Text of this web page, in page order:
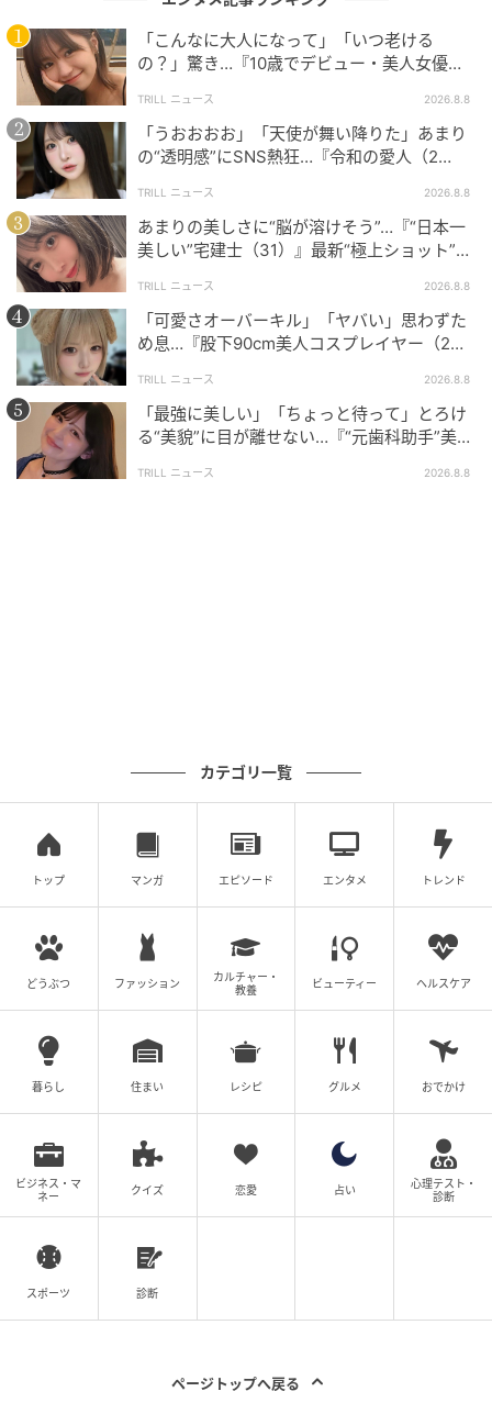
MINAMO(@minamo_j)がシェアした投稿
MINAMO（ @minamo_j ）
2021年にデビュー。モデルやバラエティ番組など、ジ
#1 子どもの実名と顔を晒すママ、大丈夫か
な？なんて心配していたら。
の記事をもっとみる
「こんなに大人になって」「いつ老ける
の？」驚き…『10歳でデビュー・美人女優（2
TRILL ニュース 2026.8.8
「うおおおお」「天使が舞い降りた」あまり
の“透明感”にSNS熱狂…『令和の愛人（2
TRILL ニュース 2026.8.8
あまりの美しさに“脳が溶けそう”…『“日本一
美しい”宅建士（31）』最新“極上ショット”に
TRILL ニュース 2026.8.8
「可愛さオーバーキル」「ヤバい」思わずた
め息…『股下90cm美人コスプレイヤー（2
TRILL ニュース 2026.8.8
「最強に美しい」「ちょっと待って」とろけ
る“美貌”に目が離せない…『“元歯科助手”美女
TRILL ニュース 2026.8.8
カテゴリ一覧
トップ マンガ エピソード エンタメ トレンド
どうぶつ ファッション
カルチャー・
教養
ビューティー ヘルスケア
暮らし 住まい レシピ グルメ おでかけ
ビジネス・マ
ネー
クイズ 恋愛 占い
心理テスト・
診断
スポーツ 診断
ページトップへ戻る